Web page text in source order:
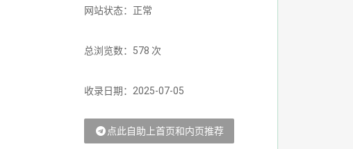
网站状态：正常
总浏览数：578 次
收录日期：2025-07-05
点此自助上首页和内页推荐